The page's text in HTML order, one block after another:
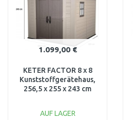
1.099,00 €
KETER FACTOR 8 x 8
Kunststoffgerätehaus,
256,5 x 255 x 243 cm
AUF LAGER